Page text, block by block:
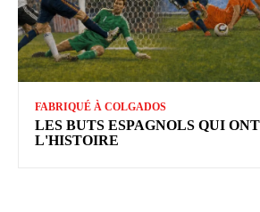
FABRIQUÉ À COLGADOS
LES BUTS ESPAGNOLS QUI
L'HISTOIRE